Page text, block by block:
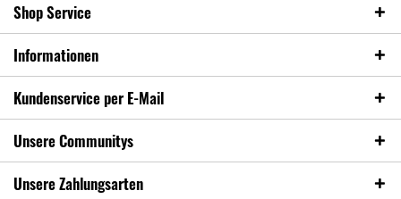
Shop Service
Informationen
Kundenservice per E-Mail
Unsere Communitys
Unsere Zahlungsarten